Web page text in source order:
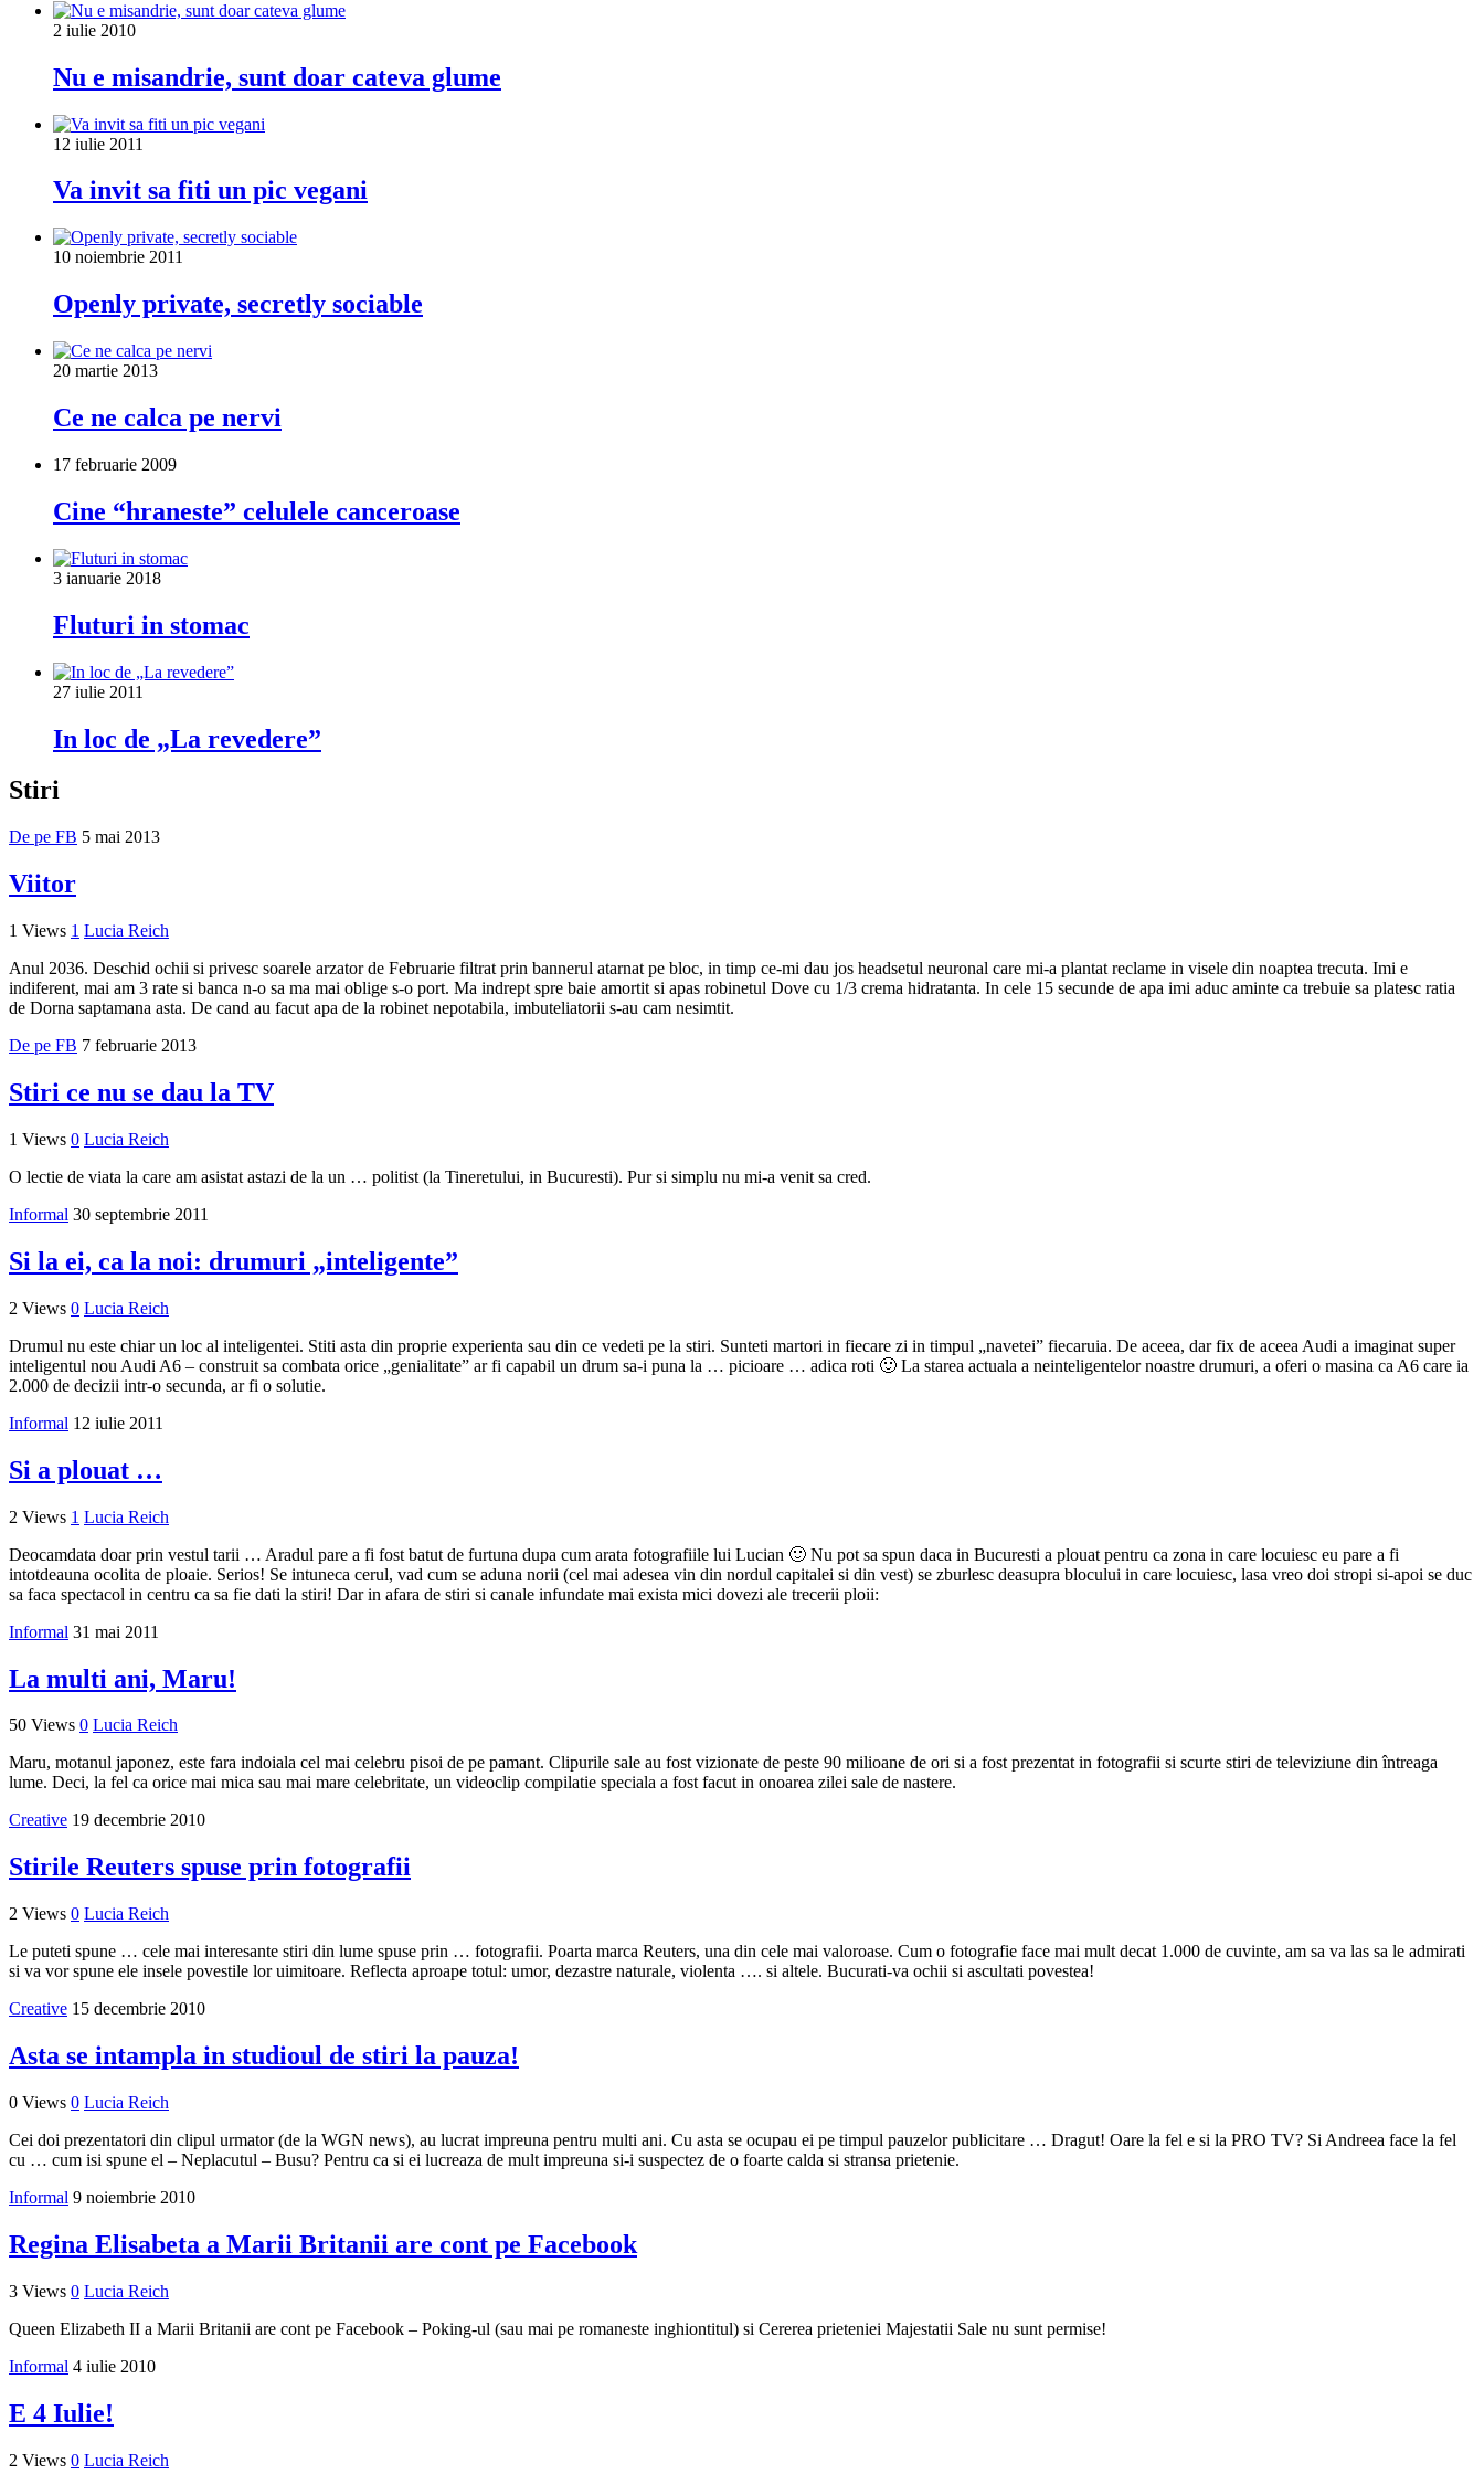
2 iulie 2010
Nu e misandrie, sunt doar cateva glume
12 iulie 2011
Va invit sa fiti un pic vegani
10 noiembrie 2011
Openly private, secretly sociable
20 martie 2013
Ce ne calca pe nervi
17 februarie 2009
Cine “hraneste” celulele canceroase
3 ianuarie 2018
Fluturi in stomac
27 iulie 2011
In loc de „La revedere”
Stiri
De pe FB 5 mai 2013
Viitor
1 Views 1 Lucia Reich
Anul 2036. Deschid ochii si privesc soarele arzator de Februarie filtrat prin bannerul atarnat pe bloc, in timp ce-mi dau jos headsetul neuronal care mi-a plantat reclame in visele din noaptea trecuta. Imi e
indiferent, mai am 3 rate si banca n-o sa ma mai oblige s-o port. Ma indrept spre baie amortit si apas robinetul Dove cu 1/3 crema hidratanta. In cele 15 secunde de apa imi aduc aminte ca trebuie sa platesc ratia
de Dorna saptamana asta. De cand au facut apa de la robinet nepotabila, imbuteliatorii s-au cam nesimtit.
De pe FB 7 februarie 2013
Stiri ce nu se dau la TV
1 Views 0 Lucia Reich
O lectie de viata la care am asistat astazi de la un … politist (la Tineretului, in Bucuresti). Pur si simplu nu mi-a venit sa cred.
Informal 30 septembrie 2011
Si la ei, ca la noi: drumuri „inteligente”
2 Views 0 Lucia Reich
Drumul nu este chiar un loc al inteligentei. Stiti asta din proprie experienta sau din ce vedeti pe la stiri. Sunteti martori in fiecare zi in timpul „navetei” fiecaruia. De aceea, dar fix de aceea Audi a imaginat super
inteligentul nou Audi A6 – construit sa combata orice „genialitate” ar fi capabil un drum sa-i puna la … picioare … adica roti 🙂 La starea actuala a neinteligentelor noastre drumuri, a oferi o masina ca A6 care ia
2.000 de decizii intr-o secunda, ar fi o solutie.
Informal 12 iulie 2011
Si a plouat …
2 Views 1 Lucia Reich
Deocamdata doar prin vestul tarii … Aradul pare a fi fost batut de furtuna dupa cum arata fotografiile lui Lucian 🙂 Nu pot sa spun daca in Bucuresti a plouat pentru ca zona in care locuiesc eu pare a fi
intotdeauna ocolita de ploaie. Serios! Se intuneca cerul, vad cum se aduna norii (cel mai adesea vin din nordul capitalei si din vest) se zburlesc deasupra blocului in care locuiesc, lasa vreo doi stropi si-apoi se duc
sa faca spectacol in centru ca sa fie dati la stiri! Dar in afara de stiri si canale infundate mai exista mici dovezi ale trecerii ploii:
Informal 31 mai 2011
La multi ani, Maru!
50 Views 0 Lucia Reich
Maru, motanul japonez, este fara indoiala cel mai celebru pisoi de pe pamant. Clipurile sale au fost vizionate de peste 90 milioane de ori si a fost prezentat in fotografii si scurte stiri de televiziune din întreaga
lume. Deci, la fel ca orice mai mica sau mai mare celebritate, un videoclip compilatie speciala a fost facut in onoarea zilei sale de nastere.
Creative 19 decembrie 2010
Stirile Reuters spuse prin fotografii
2 Views 0 Lucia Reich
Le puteti spune … cele mai interesante stiri din lume spuse prin … fotografii. Poarta marca Reuters, una din cele mai valoroase. Cum o fotografie face mai mult decat 1.000 de cuvinte, am sa va las sa le admirati
si va vor spune ele insele povestile lor uimitoare. Reflecta aproape totul: umor, dezastre naturale, violenta …. si altele. Bucurati-va ochii si ascultati povestea!
Creative 15 decembrie 2010
Asta se intampla in studioul de stiri la pauza!
0 Views 0 Lucia Reich
Cei doi prezentatori din clipul urmator (de la WGN news), au lucrat impreuna pentru multi ani. Cu asta se ocupau ei pe timpul pauzelor publicitare … Dragut! Oare la fel e si la PRO TV? Si Andreea face la fel
cu … cum isi spune el – Neplacutul – Busu? Pentru ca si ei lucreaza de mult impreuna si-i suspectez de o foarte calda si stransa prietenie.
Informal 9 noiembrie 2010
Regina Elisabeta a Marii Britanii are cont pe Facebook
3 Views 0 Lucia Reich
Queen Elizabeth II a Marii Britanii are cont pe Facebook – Poking-ul (sau mai pe romaneste inghiontitul) si Cererea prieteniei Majestatii Sale nu sunt permise!
Informal 4 iulie 2010
E 4 Iulie!
2 Views 0 Lucia Reich